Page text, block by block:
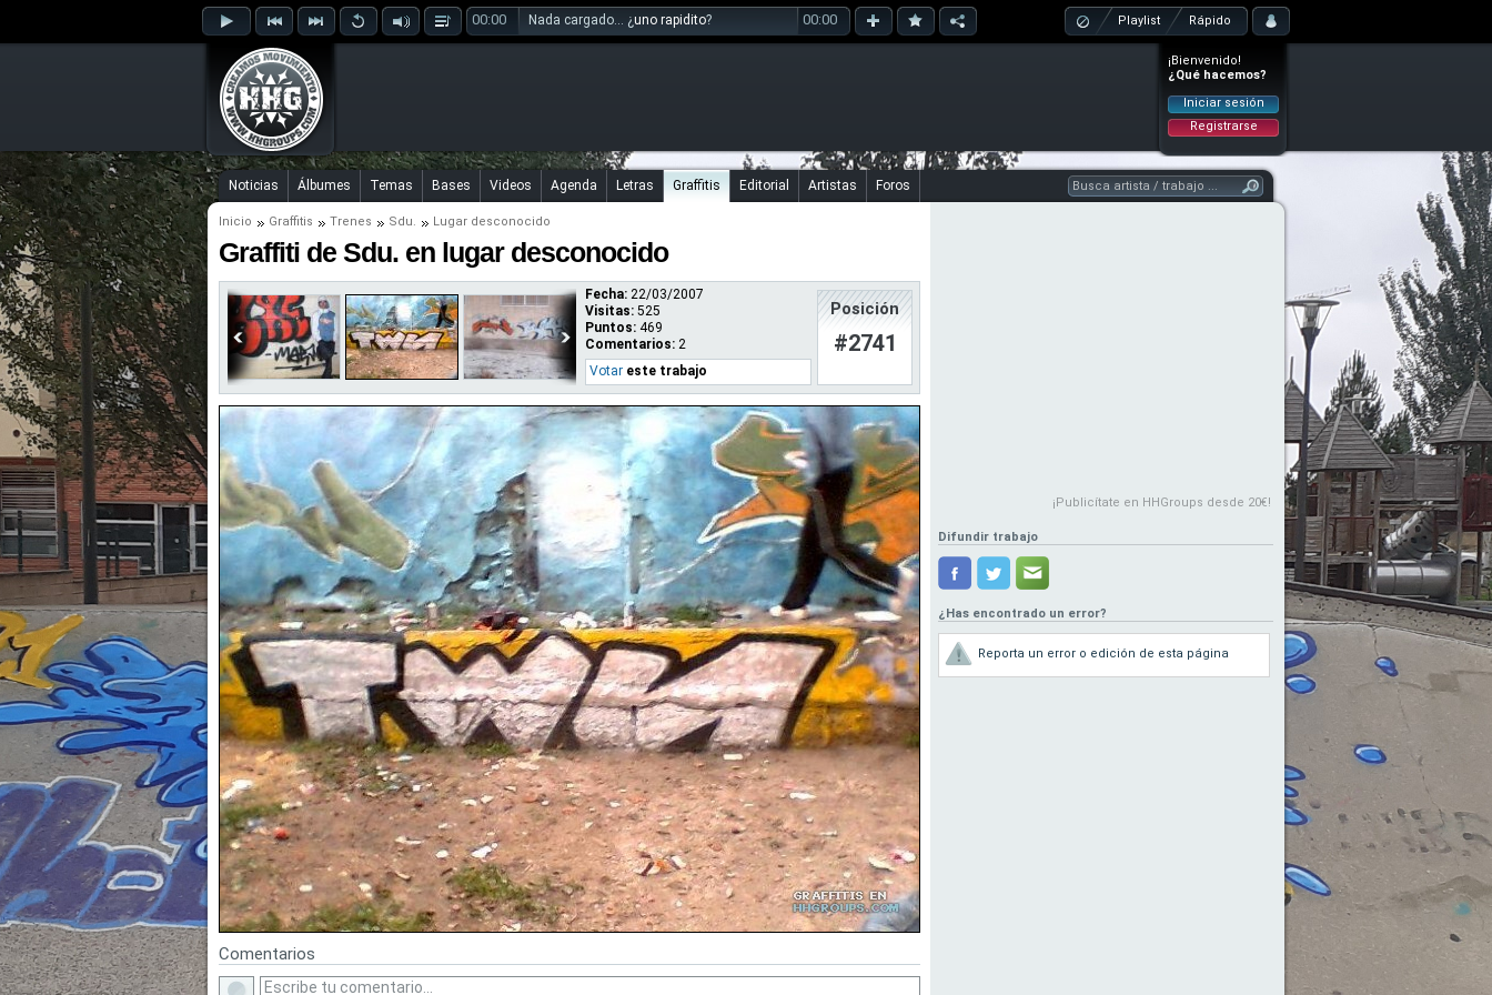
00:00 Nada cargado... ¿uno rapidito? 00:00 Playlist Rápido
¡Bienvenido!
¿Qué hacemos?
Iniciar sesión
Registrarse
Noticias Álbumes Temas Bases Videos Agenda Letras Graffitis Editorial Artistas Foros
Inicio Graffitis Trenes Sdu. Lugar desconocido
Graffiti de Sdu. en lugar desconocido
Fecha: 22/03/2007
Visitas: 525
Puntos: 469
Comentarios: 2
Votar este trabajo
Posición
#2741
Comentarios
¡Publicítate en HHGroups desde 20€!
Difundir trabajo
¿Has encontrado un error?
Reporta un error o edición de esta página